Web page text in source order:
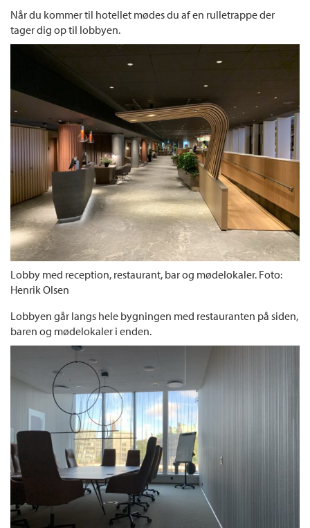
Når du kommer til hotellet mødes du af en rulletrappe der
tager dig op til lobbyen.
Lobby med reception, restaurant, bar og mødelokaler. Foto:
Henrik Olsen
Lobbyen går langs hele bygningen med restauranten på siden,
baren og mødelokaler i enden.